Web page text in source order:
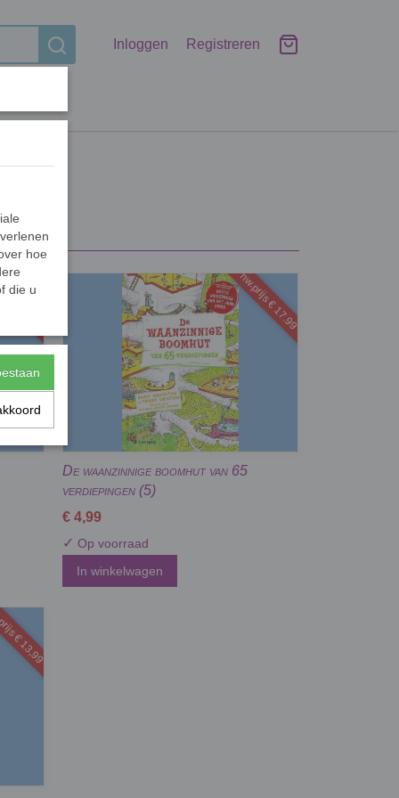
Inloggen Registreren
17.99 nw.prijs € 17.99
De waanzinnige boomhut van 65
verdiepingen (5)
€ 4,99
✓ Op voorraad
In winkelwagen
€ 13,99
hoe
die u